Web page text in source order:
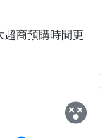
超商預購時間更